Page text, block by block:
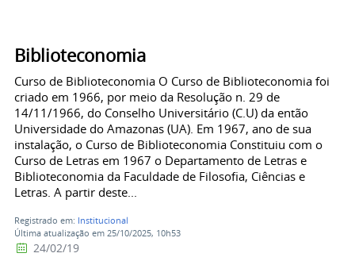
Biblioteconomia
Curso de Biblioteconomia O Curso de Biblioteconomia foi
criado em 1966, por meio da Resolução n. 29 de
14/11/1966, do Conselho Universitário (C.U) da então
Universidade do Amazonas (UA). Em 1967, ano de sua
instalação, o Curso de Biblioteconomia Constituiu com o
Curso de Letras em 1967 o Departamento de Letras e
Biblioteconomia da Faculdade de Filosofia, Ciências e
Letras. A partir deste...
Registrado em: Institucional
Última atualização em 25/10/2025, 10h53
24/02/19